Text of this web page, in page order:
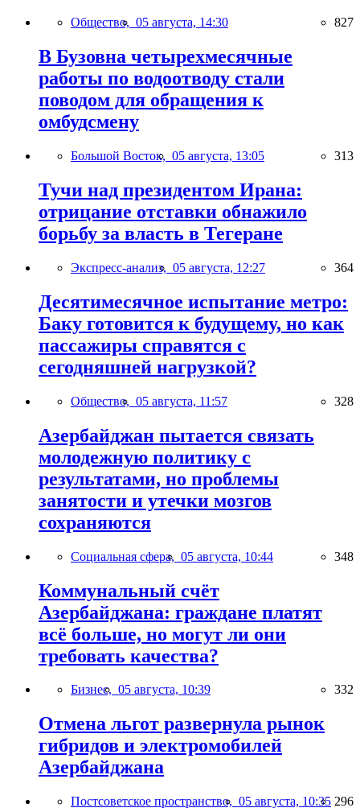
Общество, 05 августа, 14:30 827
В Бузовна четырехмесячные
работы по водоотводу стали
поводом для обращения к
омбудсмену
Большой Восток, 05 августа, 13:05 313
Тучи над президентом Ирана:
отрицание отставки обнажило
борьбу за власть в Тегеране
Экспресс-анализ, 05 августа, 12:27 364
Десятимесячное испытание метро:
Баку готовится к будущему, но как
пассажиры справятся с
сегодняшней нагрузкой?
Общество, 05 августа, 11:57 328
Азербайджан пытается связать
молодежную политику с
результатами, но проблемы
занятости и утечки мозгов
сохраняются
Социальная сфера, 05 августа, 10:44 348
Коммунальный счёт
Азербайджана: граждане платят
всё больше, но могут ли они
требовать качества?
Бизнес, 05 августа, 10:39 332
Отмена льгот развернула рынок
гибридов и электромобилей
Азербайджана
Постсоветское пространство, 05 августа, 10:35 296